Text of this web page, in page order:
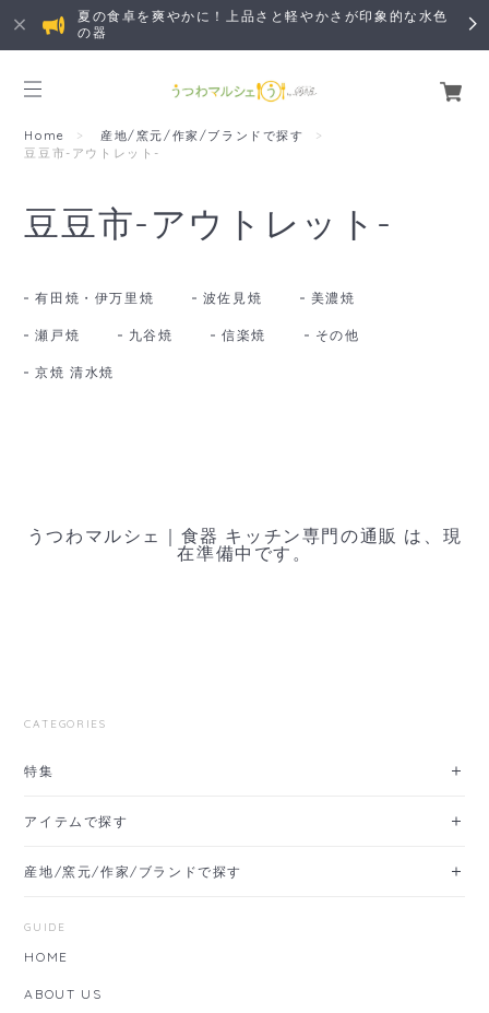
夏の食卓を爽やかに！上品さと軽やかさが印象的な水色
の器
Home
産地/窯元/作家/ブランドで探す
豆豆市-アウトレット-
豆豆市-アウトレット-
有田焼・伊万里焼 波佐見焼 美濃焼
瀬戸焼 九谷焼 信楽焼 その他
京焼 清水焼
うつわマルシェ｜食器 キッチン専門の通販 は、現
在準備中です。
CATEGORIES
特集
アイテムで探す
産地/窯元/作家/ブランドで探す
GUIDE
HOME
ABOUT US